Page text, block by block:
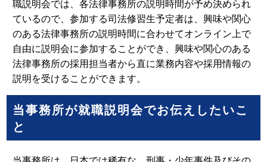
職説明会では、各法律事務所の説明時間が予め決められ
ているので、参加する司法修習生予定者は、興味や関心
のある法律事務所の説明時間に合わせてオンライン上で
自由に説明会に参加することができ、興味や関心のある
法律事務所の採用担当者から直に業務内容や採用情報の
説明を受けることができます。
当事務所が就職説明会でお伝えしたいこ
と